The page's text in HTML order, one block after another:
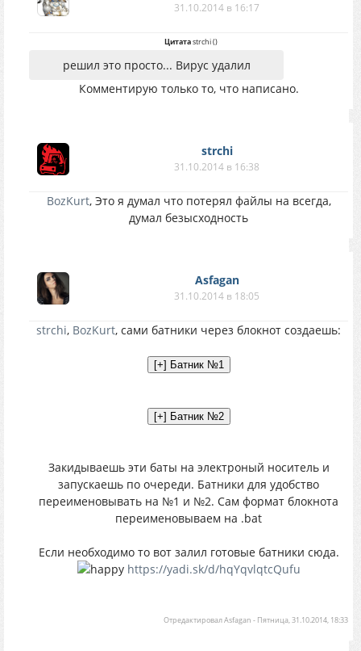
31.10.2014 в 16:17
Цитатаstrchi()
решил это просто... Вирус удалил
Комментирую только то, что написано.
strchi
31.10.2014 в 16:38
BozKurt, Это я думал что потерял файлы на всегда,
думал безысходность
Asfagan
31.10.2014 в 18:05
strchi, BozKurt, сами батники через блокнот создаешь:
Закидываешь эти баты на электроный носитель и
запускаешь по очереди. Батники для удобство
переименовывать на №1 и №2. Сам формат блокнота
переименовываем на .bat
Если необходимо то вот залил готовые батники сюда.
https://yadi.sk/d/hqYqvlqtcQufu
ОтредактировалAsfagan - Пятница, 31.10.2014, 18:33